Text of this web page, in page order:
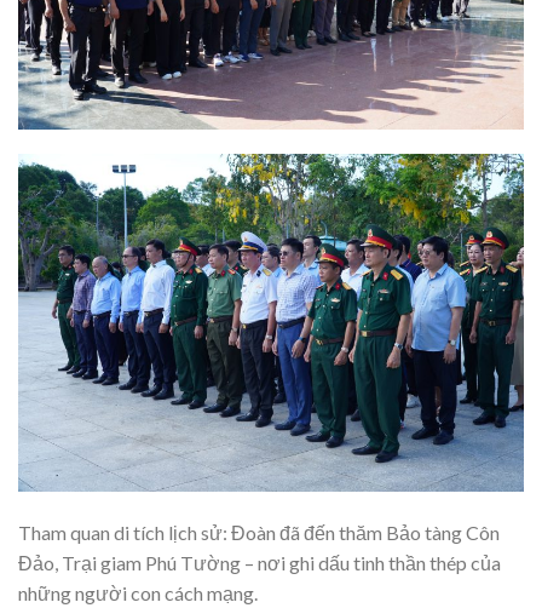
Tham quan di tích lịch sử: Đoàn đã đến thăm Bảo tàng Côn
Đảo, Trại giam Phú Tường – nơi ghi dấu tinh thần thép của
những người con cách mạng.